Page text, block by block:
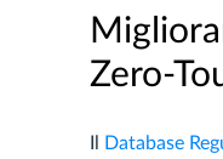
Zero-
Database